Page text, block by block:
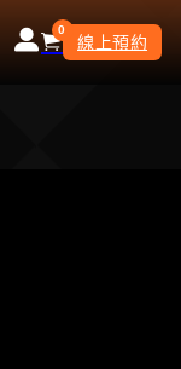
0
線上預約